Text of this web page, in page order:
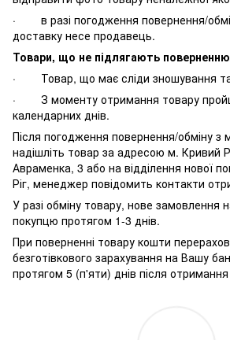
· в разі погодження повернення/
доставку несе продавець.
Товари, що не підлягають
· Товар, що має сліди зношування та
· З моменту отримання товару
календарних днів.
Після погодження повернення/обміну
надішліть товар за адресою м. Кривий
Авраменка, 3 або на відділення нової
Ріг, менеджер повідомить контакти
У разі обміну товару, нове замовлення
покупцю протягом 1-3 днів.
При поверненні товару кошти
безготівкового зарахування на Вашу
протягом 5 (п'яти) днів після